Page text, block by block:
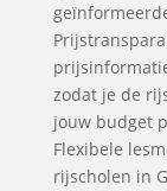
zodat je de
jouw budget
Flexibele
rijscholen in